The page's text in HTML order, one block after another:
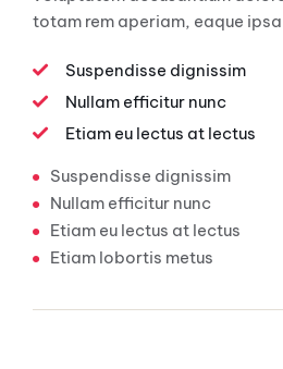
totam rem aperiam, eaque
Suspendisse dignissim
Nullam efficitur nunc
Etiam eu lectus at lectus
Suspendisse dignissim
Nullam efficitur nunc
Etiam eu lectus at lectus
Etiam lobortis metus